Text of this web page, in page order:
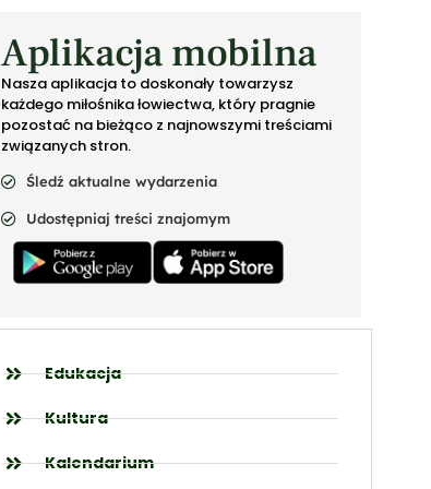
Aplikacja mobilna
Nasza aplikacja to doskonały towarzysz
każdego miłośnika łowiectwa, który pragnie
pozostać na bieżąco z najnowszymi treściami
związanych stron.
Śledź aktualne wydarzenia
Udostępniaj treści znajomym
Edukacja
Kultura
Kalendarium